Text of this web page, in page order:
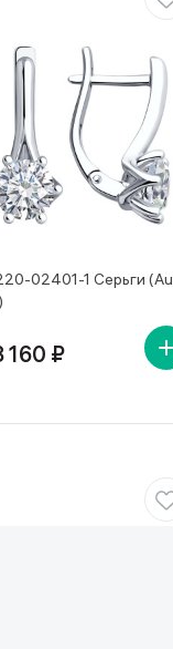
02401-1 Серьги (Au
160 ₽